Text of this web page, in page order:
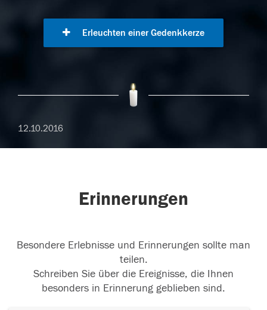
Erleuchten einer Gedenkkerze
12.10.2016
Erinnerungen
Besondere Erlebnisse und Erinnerungen sollte man
teilen.
Schreiben Sie über die Ereignisse, die Ihnen
besonders in Erinnerung geblieben sind.